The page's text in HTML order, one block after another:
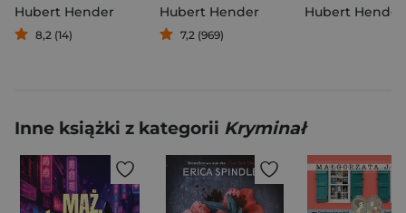
Hubert Hender
8,2 (14)
Hubert Hender
7,2 (969)
Hubert Hender
Inne książki z kategorii Kryminał